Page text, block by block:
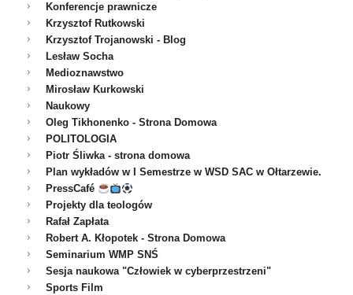
Konferencje prawnicze
Krzysztof Rutkowski
Krzysztof Trojanowski - Blog
Lesław Socha
Medioznawstwo
Mirosław Kurkowski
Naukowy
Oleg Tikhonenko - Strona Domowa
POLITOLOGIA
Piotr Śliwka - strona domowa
Plan wykładów w I Semestrze w WSD SAC w Ołtarzewie.
PressCafé
Projekty dla teologów
Rafał Zapłata
Robert A. Kłopotek - Strona Domowa
Seminarium WMP SNŚ
Sesja naukowa "Człowiek w cyberprzestrzeni"
Sports Film